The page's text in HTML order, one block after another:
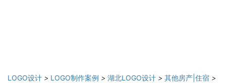
LOGO设计 > LOGO制作案例 > 湖北LOGO设计 > 其他房产|住宿 >